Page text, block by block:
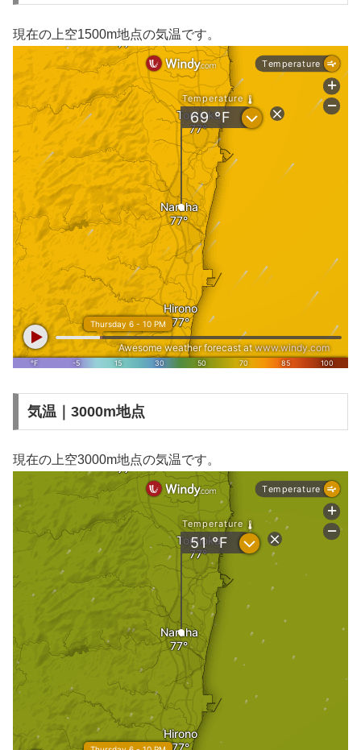
現在の上空1500m地点の気温です。
気温｜3000m地点
現在の上空3000m地点の気温です。